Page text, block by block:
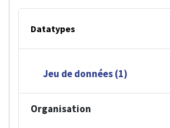
Datatypes
Jeu de données (1)
Organisation